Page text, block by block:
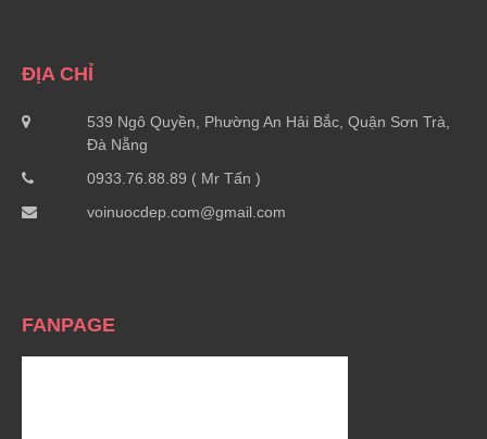
ĐỊA CHỈ
539 Ngô Quyền, Phường An Hải Bắc, Quận Sơn Trà,
Đà Nẵng
0933.76.88.89 ( Mr Tấn )
voinuocdep.com@gmail.com
FANPAGE